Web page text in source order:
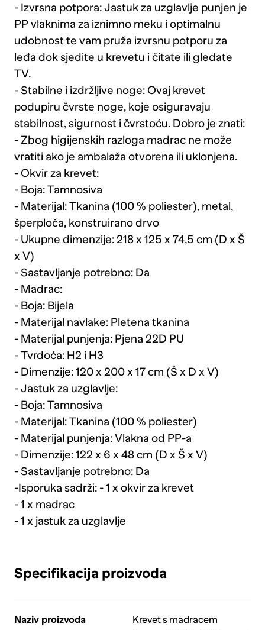
- Izvrsna potpora: Jastuk za uzglavlje punjen je
PP vlaknima za iznimno meku i optimalnu
udobnost te vam pruža izvrsnu potporu za
leđa dok sjedite u krevetu i čitate ili gledate
TV.
- Stabilne i izdržljive noge: Ovaj krevet
podupiru čvrste noge, koje osiguravaju
stabilnost, sigurnost i čvrstoću. Dobro je znati:
- Zbog higijenskih razloga madrac ne može
vratiti ako je ambalaža otvorena ili uklonjena.
- Okvir za krevet:
- Boja: Tamnosiva
- Materijal: Tkanina (100 % poliester), metal,
šperploča, konstruirano drvo
- Ukupne dimenzije: 218 x 125 x 74,5 cm (D x Š
x V)
- Sastavljanje potrebno: Da
- Madrac:
- Boja: Bijela
- Materijal navlake: Pletena tkanina
- Materijal punjenja: Pjena 22D PU
- Tvrdoća: H2 i H3
- Dimenzije: 120 x 200 x 17 cm (Š x D x V)
- Jastuk za uzglavlje:
- Boja: Tamnosiva
- Materijal: Tkanina (100 % poliester)
- Materijal punjenja: Vlakna od PP-a
- Dimenzije: 122 x 6 x 48 cm (D x Š x V)
- Sastavljanje potrebno: Da
-Isporuka sadrži: - 1 x okvir za krevet
- 1 x madrac
- 1 x jastuk za uzglavlje
Specifikacija proizvoda
Naziv proizvoda
Krevet s madracem